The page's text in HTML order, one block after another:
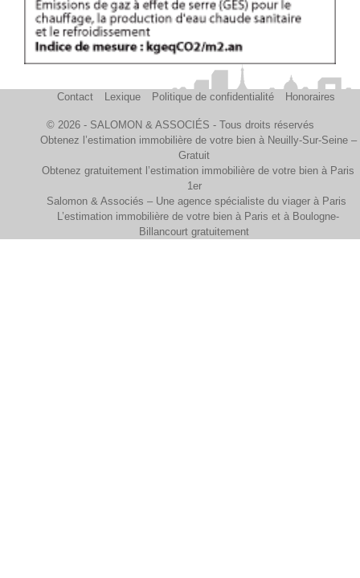
Contact Lexique Politique de confidentialité Honoraires
© 2026 - SALOMON & ASSOCIÉS - Tous droits réservés
Obtenez l’estimation immobilière de votre bien à Neuilly-Sur-Seine –
Gratuit
Obtenez gratuitement l’estimation immobilière de votre bien à Paris
1er
Salomon & Associés – Une agence spécialiste du viager à Paris
L’estimation immobilière de votre bien à Paris et à Boulogne-
Billancourt gratuitement